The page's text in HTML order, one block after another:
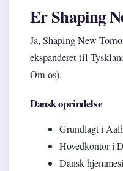
Er Shaping
Ja, Shaping New
ekspanderet til
Om os).
Dansk oprindelse
Grundlagt i
Hovedkontor i
Dansk